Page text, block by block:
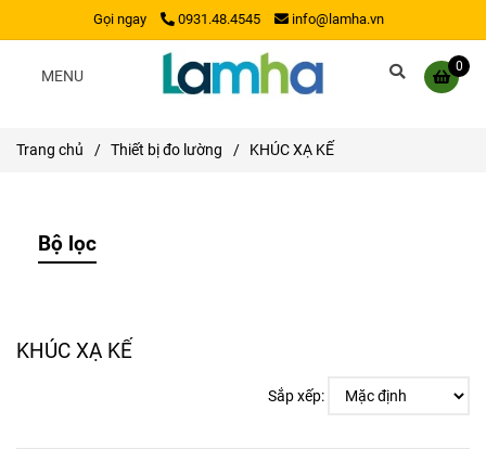
Gọi ngay 0931.48.4545 info@lamha.vn
0
MENU
Trang chủ / Thiết bị đo lường / KHÚC XẠ KẾ
Bộ lọc
KHÚC XẠ KẾ
Sắp xếp: